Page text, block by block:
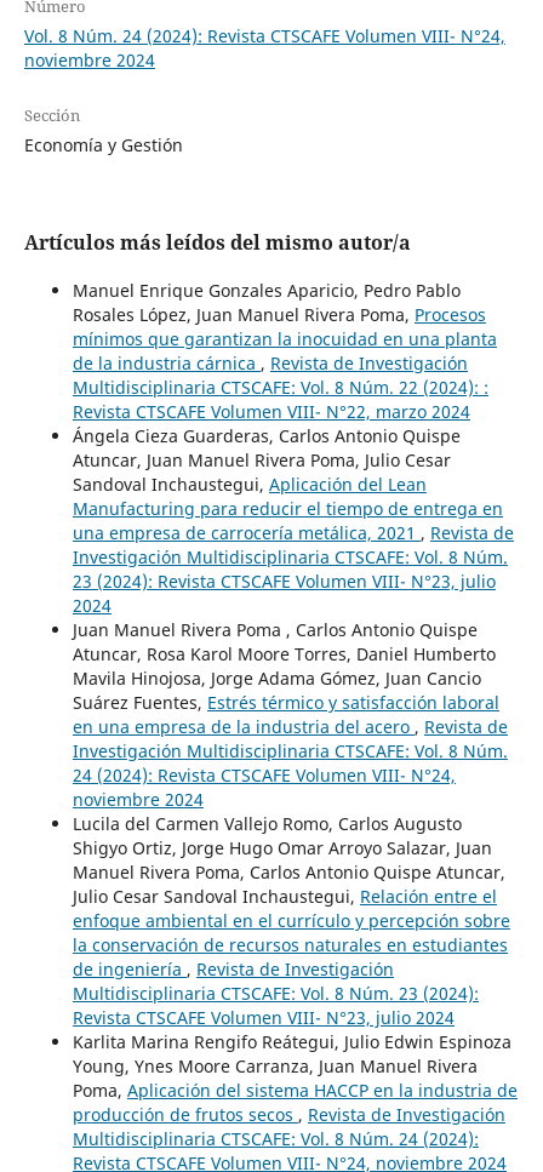
Número
Vol. 8 Núm. 24 (2024): Revista CTSCAFE Volumen VIII- N°24,
noviembre 2024
Sección
Economía y Gestión
Artículos más leídos del mismo autor/a
Manuel Enrique Gonzales Aparicio, Pedro Pablo
Rosales López, Juan Manuel Rivera Poma, Procesos
mínimos que garantizan la inocuidad en una planta
de la industria cárnica , Revista de Investigación
Multidisciplinaria CTSCAFE: Vol. 8 Núm. 22 (2024): :
Revista CTSCAFE Volumen VIII- N°22, marzo 2024
Ángela Cieza Guarderas, Carlos Antonio Quispe
Atuncar, Juan Manuel Rivera Poma, Julio Cesar
Sandoval Inchaustegui, Aplicación del Lean
Manufacturing para reducir el tiempo de entrega en
una empresa de carrocería metálica, 2021 , Revista de
Investigación Multidisciplinaria CTSCAFE: Vol. 8 Núm.
23 (2024): Revista CTSCAFE Volumen VIII- N°23, julio
2024
Juan Manuel Rivera Poma , Carlos Antonio Quispe
Atuncar, Rosa Karol Moore Torres, Daniel Humberto
Mavila Hinojosa, Jorge Adama Gómez, Juan Cancio
Suárez Fuentes, Estrés térmico y satisfacción laboral
en una empresa de la industria del acero , Revista de
Investigación Multidisciplinaria CTSCAFE: Vol. 8 Núm.
24 (2024): Revista CTSCAFE Volumen VIII- N°24,
noviembre 2024
Lucila del Carmen Vallejo Romo, Carlos Augusto
Shigyo Ortiz, Jorge Hugo Omar Arroyo Salazar, Juan
Manuel Rivera Poma, Carlos Antonio Quispe Atuncar,
Julio Cesar Sandoval Inchaustegui, Relación entre el
enfoque ambiental en el currículo y percepción sobre
la conservación de recursos naturales en estudiantes
de ingeniería , Revista de Investigación
Multidisciplinaria CTSCAFE: Vol. 8 Núm. 23 (2024):
Revista CTSCAFE Volumen VIII- N°23, julio 2024
Karlita Marina Rengifo Reátegui, Julio Edwin Espinoza
Young, Ynes Moore Carranza, Juan Manuel Rivera
Poma, Aplicación del sistema HACCP en la industria de
producción de frutos secos , Revista de Investigación
Multidisciplinaria CTSCAFE: Vol. 8 Núm. 24 (2024):
Revista CTSCAFE Volumen VIII- N°24, noviembre 2024